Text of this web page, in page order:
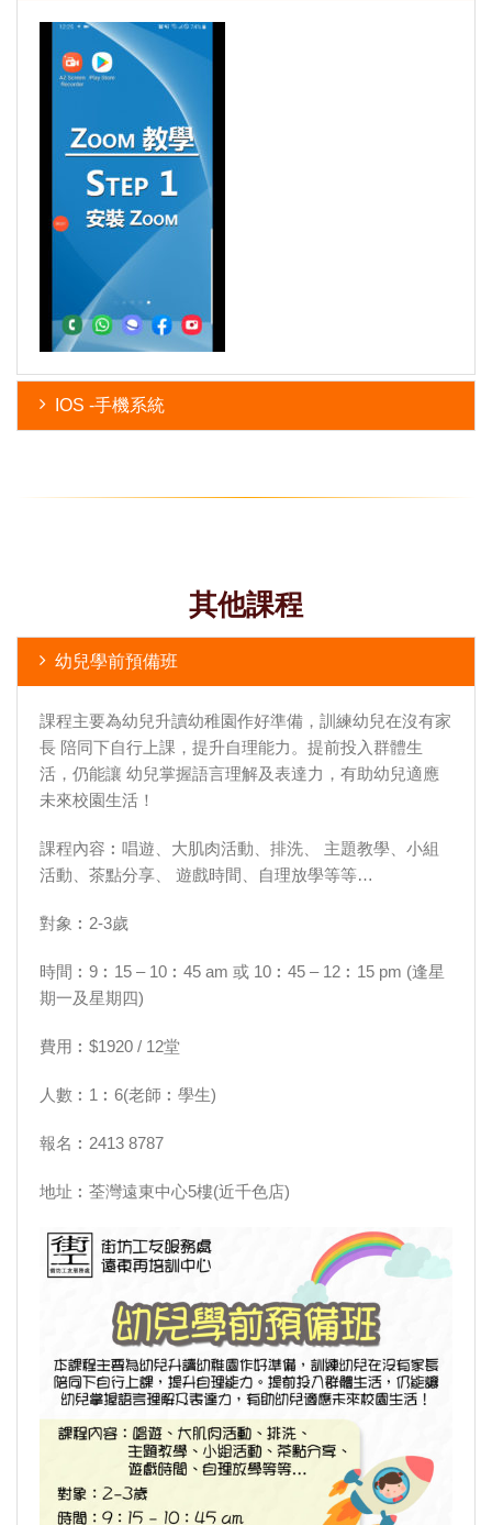
IOS -手機系統
其他課程
幼兒學前預備班
課程主要為幼兒升讀幼稚園作好準備，訓練幼兒在沒有家
長 陪同下自行上課，提升自理能力。提前投入群體生
活，仍能讓 幼兒掌握語言理解及表達力，有助幼兒適應
未來校園生活！
課程內容︰唱遊、大肌肉活動、排洗、 主題教學、小組
活動、茶點分享、 遊戲時間、自理放學等等…
對象︰2-3歲
時間︰9︰15 – 10︰45 am 或 10︰45 – 12︰15 pm (逢星
期一及星期四)
費用︰$1920 / 12堂
人數︰1︰6(老師︰學生)
報名︰2413 8787
地址︰荃灣遠東中心5樓(近千色店)